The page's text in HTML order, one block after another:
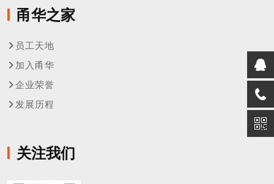
甬华之家
员工天地
加入甬华
企业荣誉
发展历程
关注我们